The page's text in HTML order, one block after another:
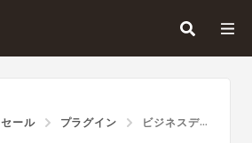
セール プラグイン ビジネスディレクトリ クーポン